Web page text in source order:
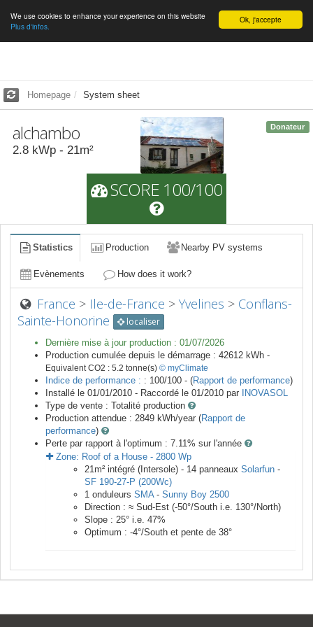
English Ok, j'accepte
We use cookies to enhance your experience on this website
Plus d'infos.
Homepage System sheet
alchambo
2.8 kWp - 21m²
Donateur
SCORE 100/100
Statistics Production Nearby PV systems
Evènements How does it work?
France > Ile-de-France >Yvelines > Conflans-
Sainte-Honorine
localiser
Dernière mise à jour production : 01/07/2026
Production cumulée depuis le démarrage : 42612 kWh -
Equivalent CO2 : 5.2 tonne(s) © myClimate
Indice de performance : : 100/100 - (Rapport de performance)
Installé le 01/01/2010 - Raccordé le 01/2010 par
INOVASOL
Type de vente : Totalité production
Production attendue : 2849 kWh/year (Rapport de
performance)
Perte par rapport à l'optimum : 7.11% sur l'année
Zone: Roof of a House - 2800 Wp
21m² intégré (Intersole) - 14 panneaux Solarfun -
SF 190-27-P (200Wc)
1 onduleurs SMA- Sunny Boy 2500
Direction : ≈ Sud-Est (-50°/South i.e. 130°/North)
Slope : 25° i.e. 47%
Optimum : -4°/South et pente de 38°